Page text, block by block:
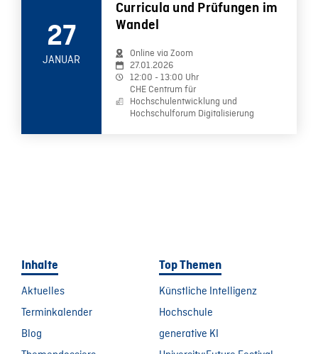
27
JANUAR
Curricula und Prüfungen im
Wandel
Online via Zoom
27.01.2026
12:00 - 13:00 Uhr
CHE Centrum für
Hochschulentwicklung und
Hochschulforum Digitalisierung
Inhalte
Aktuelles
Terminkalender
Blog
Top Themen
Künstliche Intelligenz
Hochschule
generative KI